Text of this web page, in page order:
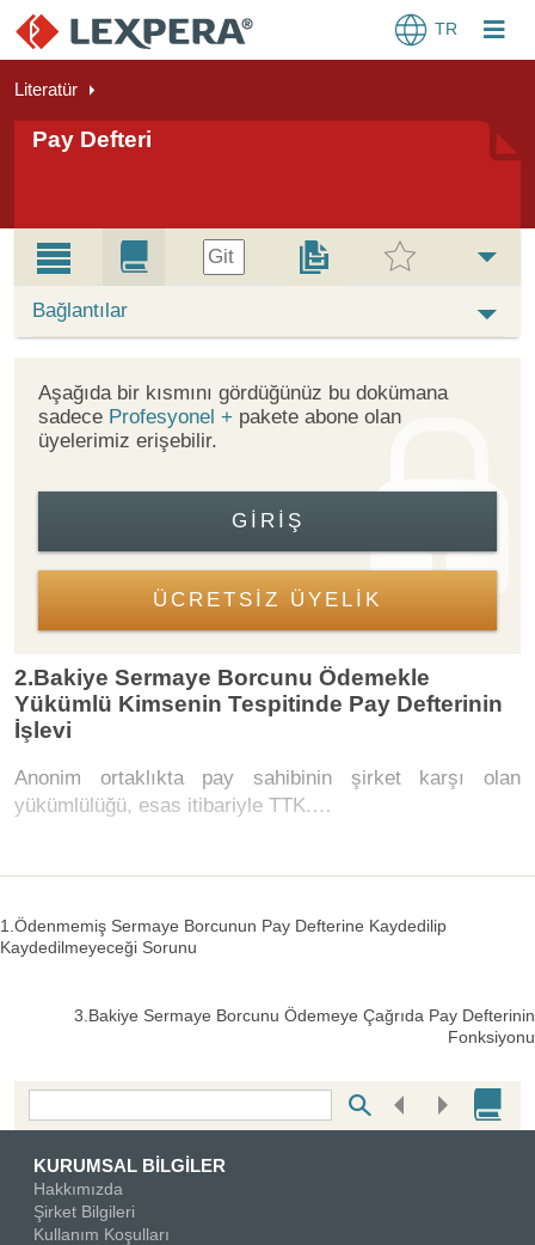
TR
Literatür
Pay Defteri
Git
Bağlantılar
Aşağıda bir kısmını gördüğünüz bu dokümana
sadece Profesyonel + pakete abone olan
üyelerimiz erişebilir.
GIRIŞ
ÜCRETSİZ ÜYELİK
2.Bakiye Sermaye Borcunu Ödemekle
Yükümlü Kimsenin Tespitinde Pay Defterinin
İşlevi
Anonim ortaklıkta pay sahibinin şirket karşı olan
yükümlülüğü, esas itibariyle TTK.…
1.Ödenmemiş Sermaye Borcunun Pay Defterine Kaydedilip
Kaydedilmeyeceği Sorunu
3.Bakiye Sermaye Borcunu Ödemeye Çağrıda Pay Defterinin
Fonksiyonu
Bottom Search Toolbar Highlight Text
KURUMSAL BİLGİLER
Hakkımızda
Şirket Bilgileri
Kullanım Koşulları